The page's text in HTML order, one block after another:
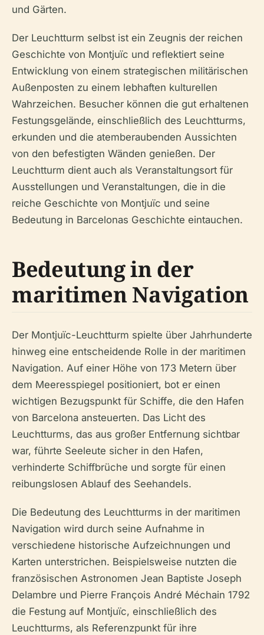
und Gärten.
Der Leuchtturm selbst ist ein Zeugnis der reichen
Geschichte von Montjuïc und reflektiert seine
Entwicklung von einem strategischen militärischen
Außenposten zu einem lebhaften kulturellen
Wahrzeichen. Besucher können die gut erhaltenen
Festungsgelände, einschließlich des Leuchtturms,
erkunden und die atemberaubenden Aussichten
von den befestigten Wänden genießen. Der
Leuchtturm dient auch als Veranstaltungsort für
Ausstellungen und Veranstaltungen, die in die
reiche Geschichte von Montjuïc und seine
Bedeutung in Barcelonas Geschichte eintauchen.
Bedeutung in der
maritimen Navigation
Der Montjuïc-Leuchtturm spielte über Jahrhunderte
hinweg eine entscheidende Rolle in der maritimen
Navigation. Auf einer Höhe von 173 Metern über
dem Meeresspiegel positioniert, bot er einen
wichtigen Bezugspunkt für Schiffe, die den Hafen
von Barcelona ansteuerten. Das Licht des
Leuchtturms, das aus großer Entfernung sichtbar
war, führte Seeleute sicher in den Hafen,
verhinderte Schiffbrüche und sorgte für einen
reibungslosen Ablauf des Seehandels.
Die Bedeutung des Leuchtturms in der maritimen
Navigation wird durch seine Aufnahme in
verschiedene historische Aufzeichnungen und
Karten unterstrichen. Beispielsweise nutzten die
französischen Astronomen Jean Baptiste Joseph
Delambre und Pierre François André Méchain 1792
die Festung auf Montjuïc, einschließlich des
Leuchtturms, als Referenzpunkt für ihre